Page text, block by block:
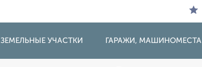
ЗЕМЕЛЬНЫЕ УЧАСТКИ ГАРАЖИ, МАШИНОМЕСТА